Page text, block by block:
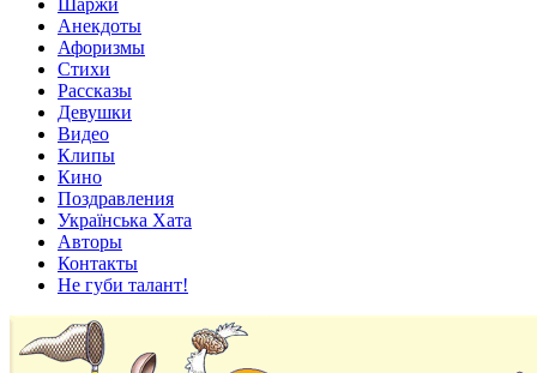
Шаржи
Анекдоты
Афоризмы
Стихи
Рассказы
Девушки
Видео
Клипы
Кино
Поздравления
Українська Хата
Авторы
Контакты
Не губи талант!